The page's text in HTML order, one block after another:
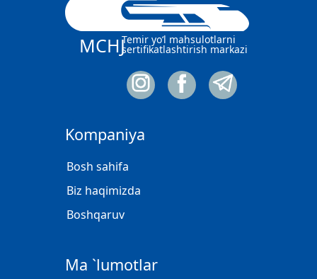
MCHJTemir yo‘l mahsulotlarni
sertifikatlashtirish markazi
Kompaniya
Bosh sahifa
Biz haqimizda
Boshqaruv
Ma `lumotlar